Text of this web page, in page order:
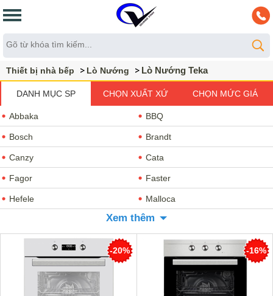
Thiết bị nhà bếp Lò Nướng Lò Nướng Teka
DANH MỤC SP CHỌN XUẤT XỨ CHỌN MỨC GIÁ
Abbaka BBQ
Bosch Brandt
Canzy Cata
Fagor Faster
Hefele Malloca
Taka
Teka Uber
Washi
Xem thêm
-20% -16%